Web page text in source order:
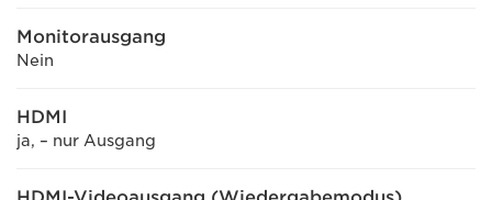
Monitorausgang
Nein
HDMI
ja, – nur Ausgang